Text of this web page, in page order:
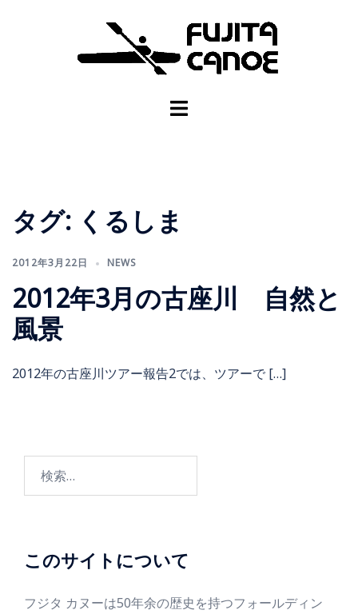
タグ: くるしま
2012年3月22日 NEWS
2012年3月の古座川 自然と
風景
2012年の古座川ツアー報告2では、ツアーで […]
このサイトについて
フジタ カヌーは50年余の歴史を持つフォールディン